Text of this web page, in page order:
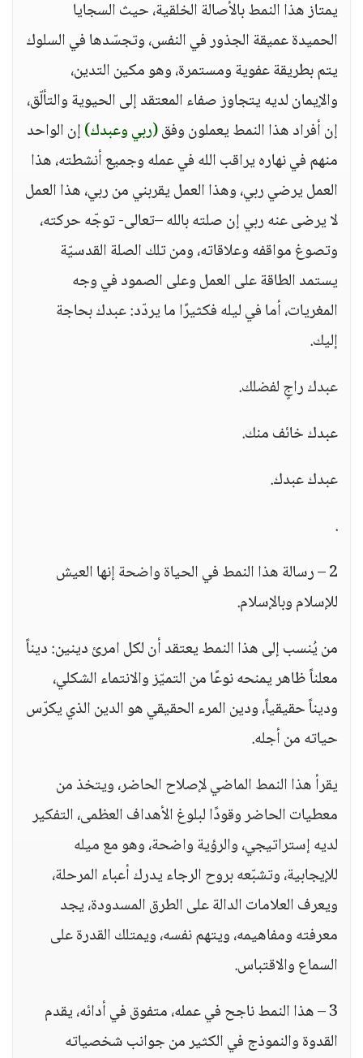
يمتاز هذا النمط بالأصالة الخلقية، حيث السجايا
الحميدة عميقة الجذور في النفس، وتجسّدها في السلوك
يتم بطريقة عفوية ومستمرة، وهو مكين التدين،
والإيمان لديه يتجاوز صفاء المعتقد إلى الحيوية والتألّق،
إن أفراد هذا النمط يعملون وفق(ربي وعبدك)إن الواحد
منهم في نهاره يراقب الله في عمله وجميع أنشطته، هذا
العمل يرضي ربي، وهذا العمل يقربني من ربي، هذا العمل
لا يرضى عنه ربي إن صلته بالله –تعالى- توجّه حركته،
وتصوغ مواقفه وعلاقاته، ومن تلك الصلة القدسيّة
يستمد الطاقة على العمل وعلى الصمود في وجه
المغريات، أما في ليله فكثيرًا ما يردّد: عبدك بحاجة
إليك.
عبدك راجٍ لفضلك.
عبدك خائف منك.
عبدك عبدك.
.
2 – رسالة هذا النمط في الحياة واضحة إنها العيش
للإسلام وبالإسلام.
من يُنسب إلى هذا النمط يعتقد أن لكل امرئ دينين: ديناً
معلناً ظاهر يمنحه نوعًا من التميّز والانتماء الشكلي،
وديناً حقيقياً، ودين المرء الحقيقي هو الدين الذي يكرّس
حياته من أجله.
يقرأ هذا النمط الماضي لإصلاح الحاضر، ويتخذ من
معطيات الحاضر وقودًا لبلوغ الأهداف العظمى، التفكير
لديه إستراتيجي، والرؤية واضحة، وهو مع ميله
للإيجابية، وتشبّعه بروح الرجاء يدرك أعباء المرحلة،
ويعرف العلامات الدالة على الطرق المسدودة، يجد
معرفته ومفاهيمه، ويتهم نفسه، ويمتلك القدرة على
السماع والاقتباس.
3 – هذا النمط ناجح في عمله، متفوق في أدائه، يقدم
القدوة والنموذج في الكثير من جوانب شخصياته